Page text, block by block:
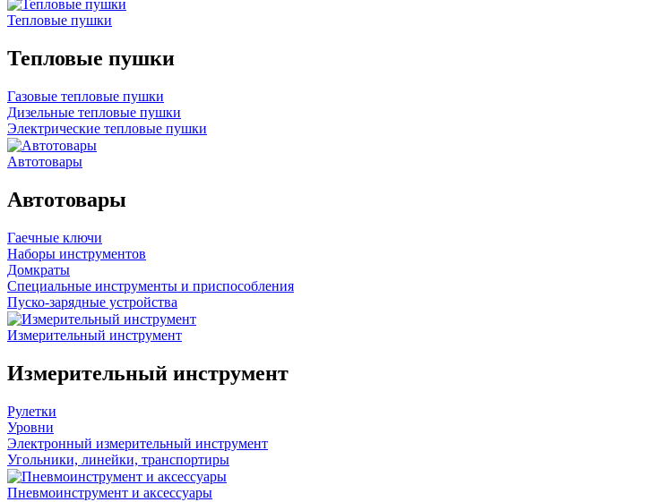
Тепловые пушки
Тепловые пушки
Газовые тепловые пушки
Дизельные тепловые пушки
Электрические тепловые пушки
Автотовары
Автотовары
Гаечные ключи
Наборы инструментов
Домкраты
Специальные инструменты и приспособления
Пуско-зарядные устройства
Измерительный инструмент
Измерительный инструмент
Рулетки
Уровни
Электронный измерительный инструмент
Угольники, линейки, транспортиры
Пневмоинструмент и аксессуары